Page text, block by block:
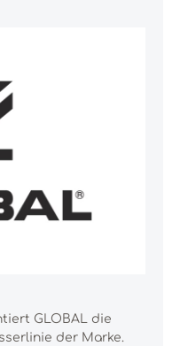
GLOBAL die
der Marke.